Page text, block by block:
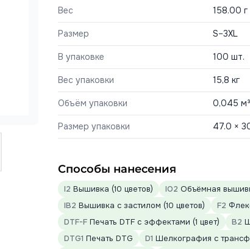
Вес 158.00 г
Размер S–3XL
В упаковке 100 шт.
Вес упаковки 15,8 кг
Объём упаковки 0,045 м³
Размер упаковки 47.0 ×
Способы нанесения
I2 Вышивка (10 цветов) IO2 Объёмная
IB2 Вышивка с застилом (10 цветов) F2
DTF-F Печать DTF с эффектами (1 цвет) B2
DTG1 Печать DTG D1 Шелкография с